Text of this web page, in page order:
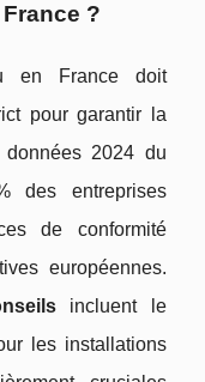
?
en France doit
pour garantir la
2024 du
des entreprises
de conformité
européennes.
incluent le
les installations